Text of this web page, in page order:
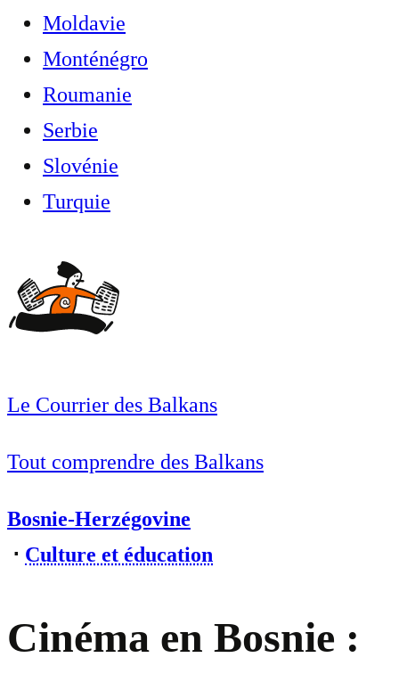
Moldavie
Monténégro
Roumanie
Serbie
Slovénie
Turquie
Le Courrier des Balkans
Tout comprendre des Balkans
Bosnie-Herzégovine
⋅ Culture et éducation
Cinéma en Bosnie :